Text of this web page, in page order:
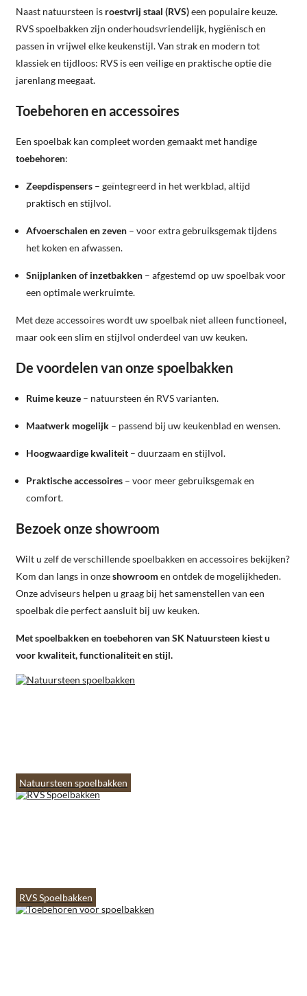
Naast natuursteen is roestvrij staal (RVS)een populaire keuze.
RVS spoelbakken zijn onderhoudsvriendelijk, hygiënisch en
passen in vrijwel elke keukenstijl. Van strak en modern tot
klassiek en tijdloos: RVS is een veilige en praktische optie die
jarenlang meegaat.
Toebehoren en accessoires
Een spoelbak kan compleet worden gemaakt met handige
toebehoren:
Zeepdispensers – geïntegreerd in het werkblad, altijd
praktisch en stijlvol.
Afvoerschalen en zeven – voor extra gebruiksgemak tijdens
het koken en afwassen.
Snijplanken of inzetbakken – afgestemd op uw spoelbak voor
een optimale werkruimte.
Met deze accessoires wordt uw spoelbak niet alleen functioneel,
maar ook een slim en stijlvol onderdeel van uw keuken.
De voordelen van onze spoelbakken
Ruime keuze – natuursteen én RVS varianten.
Maatwerk mogelijk – passend bij uw keukenblad en wensen.
Hoogwaardige kwaliteit – duurzaam en stijlvol.
Praktische accessoires – voor meer gebruiksgemak en
comfort.
Bezoek onze showroom
Wilt u zelf de verschillende spoelbakken en accessoires bekijken?
Kom dan langs in onzeshowroom en ontdek de mogelijkheden.
Onze adviseurs helpen u graag bij het samenstellen van een
spoelbak die perfect aansluit bij uw keuken.
Met spoelbakken en toebehoren van SK Natuursteen kiest u
voor kwaliteit, functionaliteit en stijl.
Natuursteen spoelbakken
RVS Spoelbakken